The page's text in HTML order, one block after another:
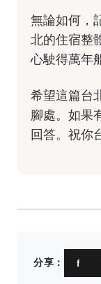
無論如何，
北的住宿整
心駛得萬年
希望這篇台
腳處。如果
回答。祝你
分享： f